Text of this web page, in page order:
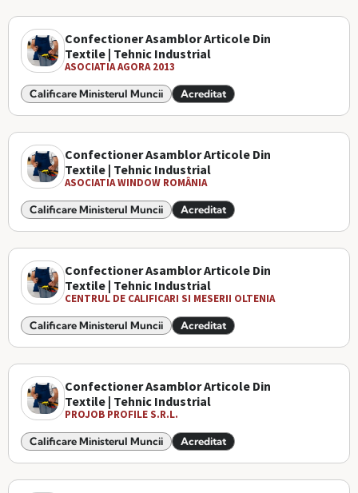
Confectioner Asamblor Articole Din
Textile | Tehnic Industrial
ASOCIATIA AGORA 2013
Calificare Ministerul Muncii Acreditat
Confectioner Asamblor Articole Din
Textile | Tehnic Industrial
ASOCIATIA WINDOW ROMÂNIA
Calificare Ministerul Muncii Acreditat
Confectioner Asamblor Articole Din
Textile | Tehnic Industrial
CENTRUL DE CALIFICARI SI MESERII OLTENIA
Calificare Ministerul Muncii Acreditat
Confectioner Asamblor Articole Din
Textile | Tehnic Industrial
PROJOB PROFILE S.R.L.
Calificare Ministerul Muncii Acreditat